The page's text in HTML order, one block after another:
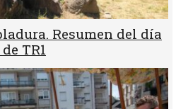
Resumen del día
TR1